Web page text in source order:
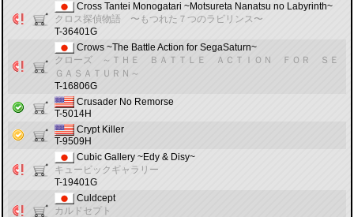
Cross Tantei Monogatari ~Motsureta Nanatsu no Labyrinth~
クロス探偵物語 〜もつれた７つのラビリンス〜
T-36401G
Crows ~The Battle Action for SegaSaturn~
クローズ ～ＴＨＥ ＢＡＴＴＬＥ ＡＣＴＩＯＮ ＦＯＲ ＳＥ
ＧＡＳＡＴＵＲＮ～
T-16806G
Crusader No Remorse
T-5014H
Crypt Killer
T-9509H
Cubic Gallery ~Edy & Disy~
キュービックギャラリー
T-19401G
Culdcept
カルドセプト